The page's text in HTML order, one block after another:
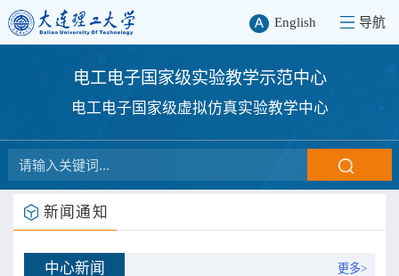
English 导航
电工电子国家级实验教学示范中心
电工电子国家级虚拟仿真实验教学中心
新闻通知
中心新闻 更多>